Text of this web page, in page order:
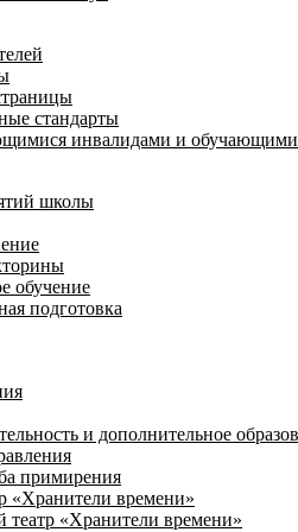
стандарты
инвалидами и
школы
обучение
подготовка
и дополнительное
примирения
«Хранители времени»
«Хранители времени»